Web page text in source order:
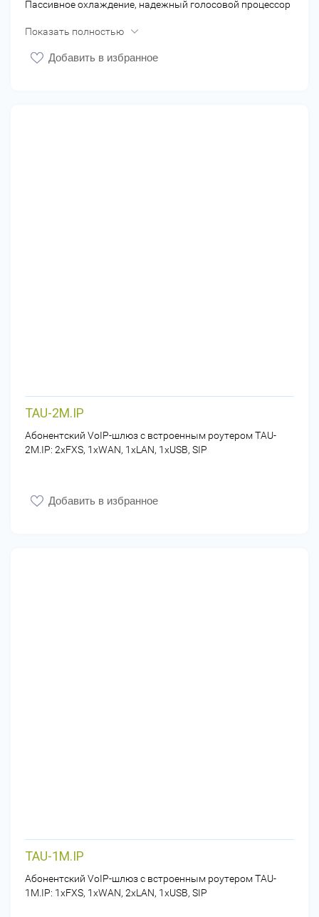
Пассивное охлаждение, надежный голосовой процессор
Показать полностью
Добавить в избранное
TAU-2M.IP
Абонентский VoIP-шлюз с встроенным роутером TAU-
2M.IP: 2xFXS, 1xWAN, 1xLAN, 1xUSB, SIP
Добавить в избранное
TAU-1M.IP
Абонентский VoIP-шлюз с встроенным роутером TAU-
1M.IP: 1xFXS, 1xWAN, 2xLAN, 1xUSB, SIP